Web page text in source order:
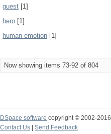
guest [1]
hero [1]
human emotion [1]
Now showing items 73-92 of 804
DSpace software copyright © 2002-2016
Contact Us
Send Feedback